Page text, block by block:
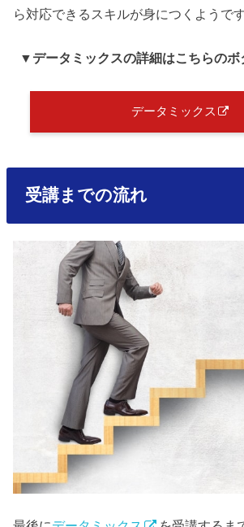
ら対応できるスキルが身につくようです
▼データミックスの詳細はこちらのボ
データミックス
受講までの流れ